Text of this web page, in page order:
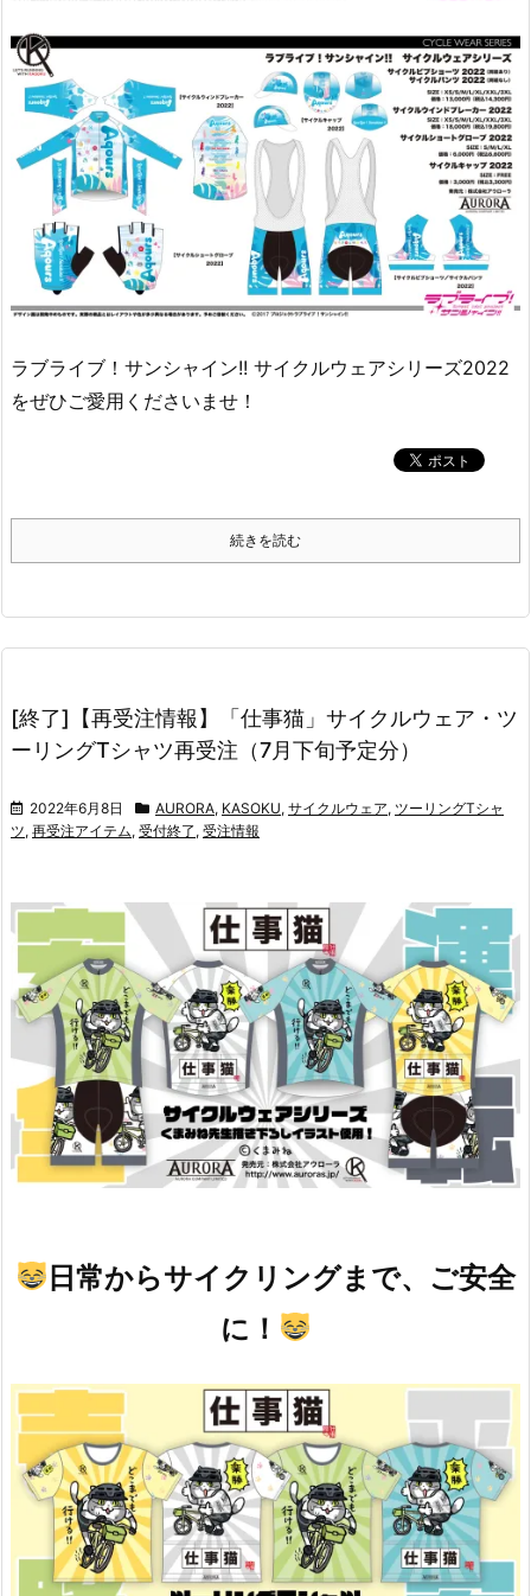
ラブライブ！サンシャイン!! サイクルウェアシリーズ2022
をぜひご愛用くださいませ！
続きを読む
[終了]【再受注情報】「仕事猫」サイクルウェア・ツ
ーリングTシャツ再受注（7月下旬予定分）
2022年6月8日 AURORA, KASOKU, サイクルウェア, ツーリングTシャ
ツ, 再受注アイテム, 受付終了 , 受注情報
日常からサイクリングまで、ご安全
に！